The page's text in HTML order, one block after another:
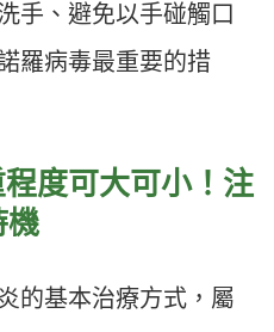
手、避免以手碰觸口
羅病毒最重要的措
度可大可小！注
機
的基本治療方式，屬